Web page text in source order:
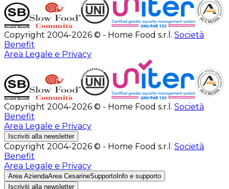
Copyright 2004-2026 © - Home Food s.r.l. Società
Benefit
Area Legale e Privacy
Copyright 2004-2026 © - Home Food s.r.l. Società
Benefit
Area Legale e Privacy
Iscriviti alla newsletter
Copyright 2004-2026 © - Home Food s.r.l. Società
Benefit
Area Legale e Privacy
Area AziendaArea CesarineSupporto Info e supporto
Iscriviti alla newsletter